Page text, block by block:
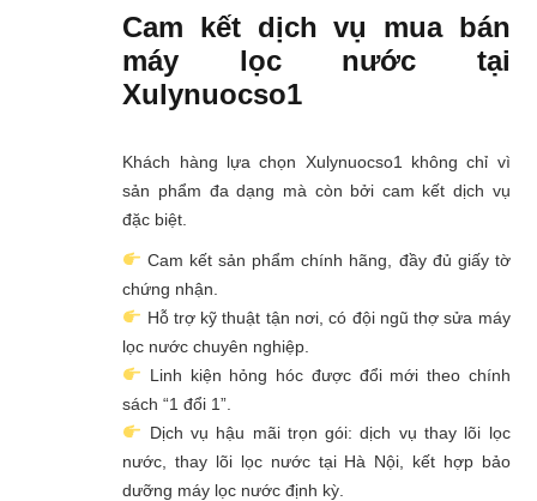
Cam kết dịch vụ mua bán
máy lọc nước tại
Xulynuocso1
Khách hàng lựa chọn Xulynuocso1 không chỉ vì
sản phẩm đa dạng mà còn bởi cam kết dịch vụ
đặc biệt.
Cam kết sản phẩm chính hãng, đầy đủ giấy tờ
chứng nhận.
Hỗ trợ kỹ thuật tận nơi, có đội ngũ thợ sửa máy
lọc nước chuyên nghiệp.
Linh kiện hỏng hóc được đổi mới theo chính
sách “1 đổi 1”.
Dịch vụ hậu mãi trọn gói: dịch vụ thay lõi lọc
nước, thay lõi lọc nước tại Hà Nội, kết hợp bảo
dưỡng máy lọc nước định kỳ.